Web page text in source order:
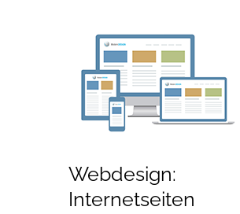
Webdesign:
Internetseiten